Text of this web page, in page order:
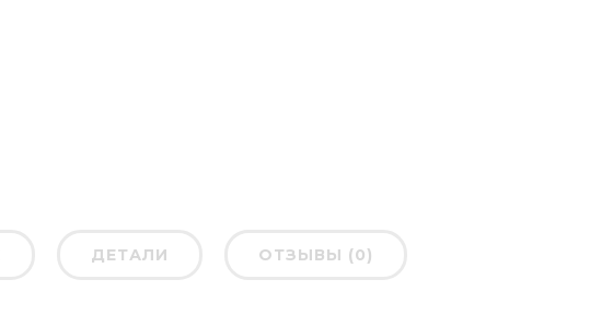
ДЕТАЛИ ОТЗЫВЫ (0)